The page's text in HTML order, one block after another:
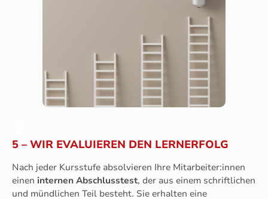
5 – WIR EVALUIEREN DEN LERNERFOLG
Nach jeder Kursstufe absolvieren Ihre Mitarbeiter:innen
einen internen Abschlusstest, der aus einem schriftlichen
und mündlichen Teil besteht. Sie erhalten eine